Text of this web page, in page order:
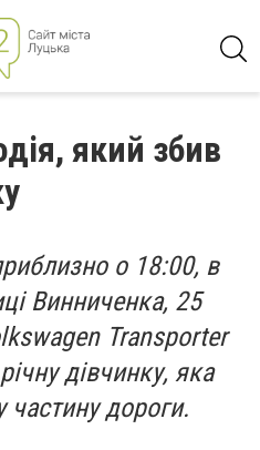
який збив
о 18:00, в
Винниченка, 25
Transporter
дівчинку, яка
частину дороги.